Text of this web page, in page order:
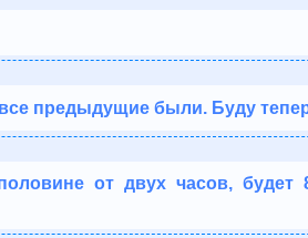
все предыдущие были. Буду
от двух часов,